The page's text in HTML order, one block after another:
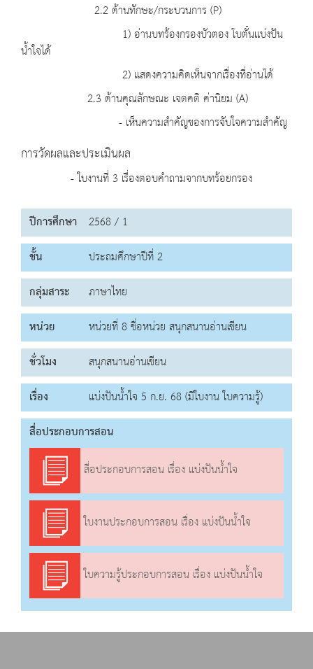
2.2 ด้านทักษะ/กระบวนการ (P)
1) อ่านบทร้องกรองบัวตอง โบตั๋นแบ่งปัน
น้ำใจได้
2) แสดงความคิดเห็นจากเรื่องที่อ่านได้
2.3 ด้านคุณลักษณะ เจตคติ ค่านิยม (A)
- เห็นความสำคัญของการจับใจความสำคัญ
การวัดผลและประเมินผล
- ใบงานที่ 3 เรื่องตอบคำถามจากบทร้อยกรอง
ปีการศึกษา 2568 / 1
ชั้น
ประถมศึกษาปีที่ 2
กลุ่มสาระ
ภาษาไทย
หน่วย
หน่วยที่ 8 ชื่อหน่วย สนุกสนานอ่านเขียน
ชั่วโมง
สนุกสนานอ่านเขียน
เรื่อง
แบ่งปันน้ำใจ 5 ก.ย. 68 (มีใบงาน ใบความรู้)
สื่อประกอบการสอน
สื่อประกอบการสอน เรื่อง แบ่งปันน้ำใจ
ใบงานประกอบการสอน เรื่อง แบ่งปันน้ำใจ
ใบความรู้ประกอบการสอน เรื่อง แบ่งปันน้ำใจ